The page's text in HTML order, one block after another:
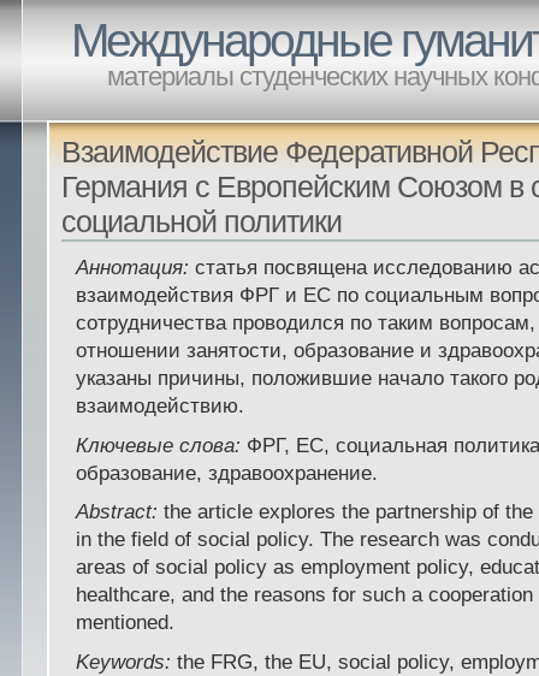
Международные
материалы студенческих научных
Взаимодействие Федеративной
Германия с Европейским Союзом в
социальной политики
Аннотация: статья посвящена исследованию
взаимодействия ФРГ и ЕС по социальным
сотрудничества проводился по таким вопросам,
отношении занятости, образование и
указаны причины, положившие начало такого
взаимодействию.
Ключевые слова: ФРГ, ЕС, социальная
образование, здравоохранение.
Abstract: the article explores the partnership of the
in the field of social policy. The research was
areas of social policy as employment policy,
healthcare, and the reasons for such a
mentioned.
Keywords: the FRG, the EU, social policy,